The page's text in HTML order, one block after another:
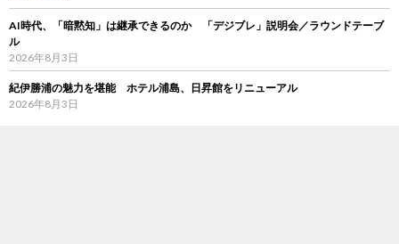
AI時代、「暗黙知」は継承できるのか 「デジブレ」説明会／ラウンドテーブ
ル
2026年8月3日
紀伊勝浦の魅力を堪能 ホテル浦島、日昇館をリニューアル
2026年8月3日